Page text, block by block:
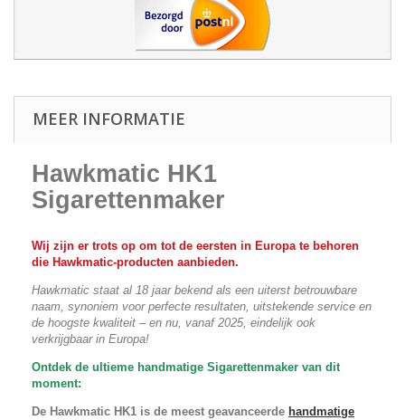
MEER INFORMATIE
Hawkmatic HK1
Sigarettenmaker
Wij zijn er trots op om tot de eersten in Europa te behoren
die Hawkmatic-producten aanbieden.
Hawkmatic staat al 18 jaar bekend als een uiterst betrouwbare
naam, synoniem voor perfecte resultaten, uitstekende service en
de hoogste kwaliteit – en nu, vanaf 2025, eindelijk ook
verkrijgbaar in Europa!
Ontdek de ultieme handmatige Sigarettenmaker van dit
moment:
De Hawkmatic HK1 is de meest geavanceerde handmatige